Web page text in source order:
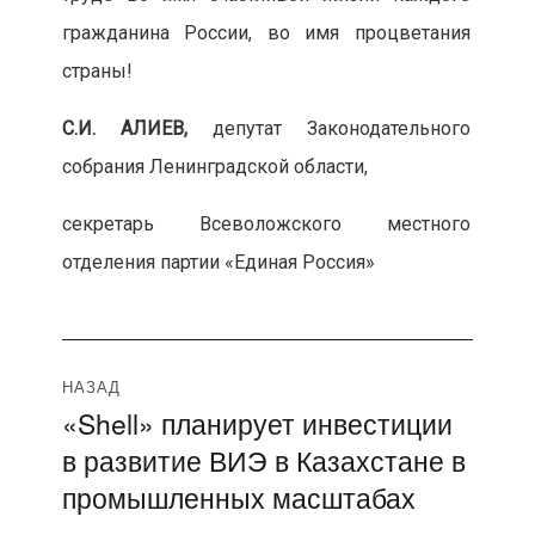
гражданина России, во имя процветания
страны!
С.И. АЛИЕВ,депутат Законодательного
собрания Ленинградской области,
секретарь Всеволожского местного
отделения партии «Единая Россия»
Навигация
по
записям
НАЗАД
Предыдущая
запись:
«Shell» планирует инвестиции
в развитие ВИЭ в Казахстане в
промышленных масштабах